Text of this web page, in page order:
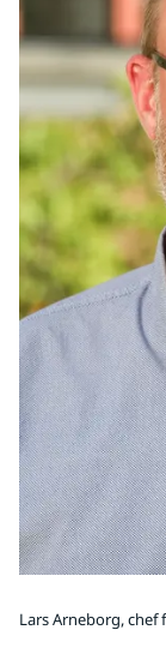
Lars Arneborg,